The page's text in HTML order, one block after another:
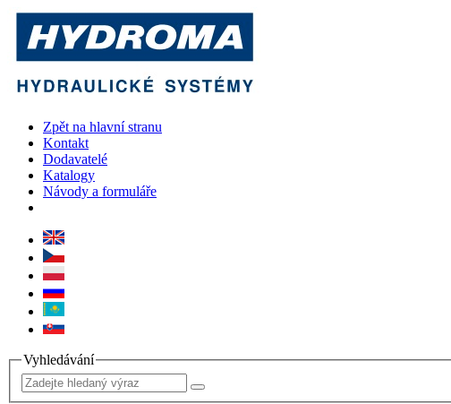
Zpět na hlavní stranu
Kontakt
Dodavatelé
Katalogy
Návody a formuláře
Vyhledávání